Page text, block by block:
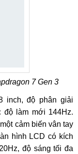
7 Gen 3
inch, độ phân giải
độ làm mới 144Hz.
cảm biến vân tay
hình LCD có kích
độ sáng tối đa